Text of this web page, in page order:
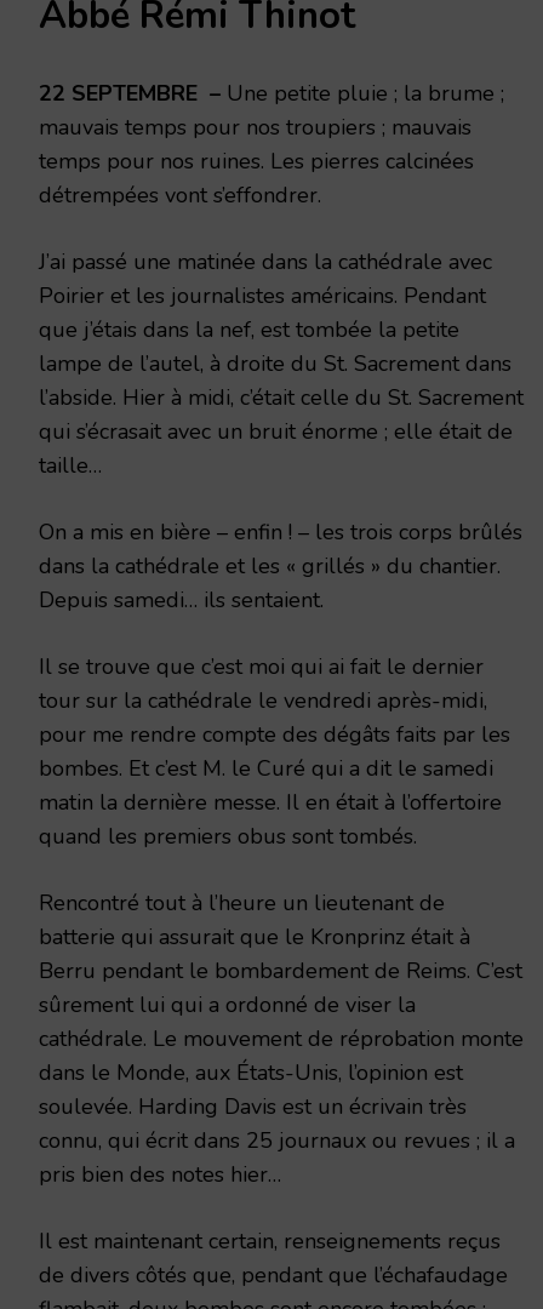
SEPTEMBRE
1914
Abbé Rémi Thinot
22 SEPTEMBRE – Une petite pluie ; la brume ;
mauvais temps pour nos troupiers ; mauvais
temps pour nos ruines. Les pierres calcinées
détrempées vont s’effondrer.
J’ai passé une matinée dans la cathédrale avec
Poirier et les journalistes américains. Pendant
que j’étais dans la nef, est tombée la petite
lampe de l’autel, à droite du St. Sacrement dans
l’abside. Hier à midi, c’était celle du St. Sacrement
qui s’écrasait avec un bruit énorme ; elle était de
taille…
On a mis en bière – enfin ! – les trois corps brûlés
dans la cathédrale et les « grillés » du chantier.
Depuis samedi… ils sentaient.
Il se trouve que c’est moi qui ai fait le dernier
tour sur la cathédrale le vendredi après-midi,
pour me rendre compte des dégâts faits par les
bombes. Et c’est M. le Curé qui a dit le samedi
matin la dernière messe. Il en était à l’offertoire
quand les premiers obus sont tombés.
Rencontré tout à l’heure un lieutenant de
batterie qui assurait que le Kronprinz était à
Berru pendant le bombardement de Reims. C’est
sûrement lui qui a ordonné de viser la
cathédrale. Le mouvement de réprobation monte
dans le Monde, aux États-Unis, l’opinion est
soulevée. Harding Davis est un écrivain très
connu, qui écrit dans 25 journaux ou revues ; il a
pris bien des notes hier…
Il est maintenant certain, renseignements reçus
de divers côtés que, pendant que l’échafaudage